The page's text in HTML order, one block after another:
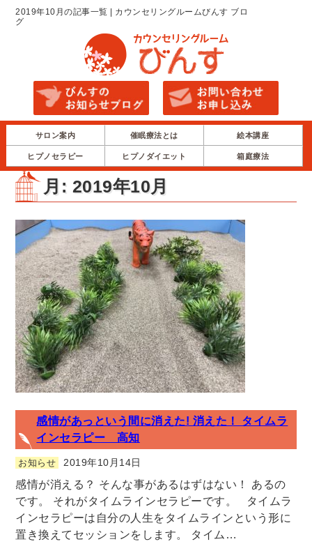
2019年10月の記事一覧 | カウンセリングルームびんす ブロ
グ
サロン案内 催眠療法とは 絵本講座
ヒプノセラピー ヒプノダイエット 箱庭療法
月: 2019年10月
感情があっという間に消えた! 消えた！ タイムラ
インセラピー 高知
お知らせ 2019年10月14日
感情が消える？ そんな事があるはずはない！ あるの
です。 それがタイムラインセラピーです。 タイムラ
インセラピーは自分の人生をタイムラインという形に
置き換えてセッションをします。 タイム…